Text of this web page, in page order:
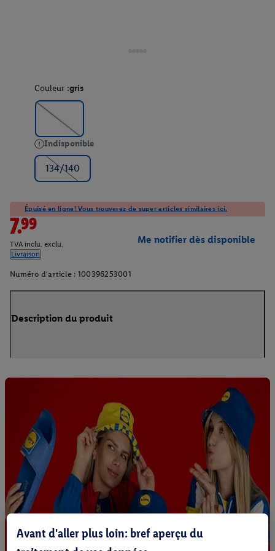
Couleur :gris
Indisponible
134/140
Épuisé en ligne! Vous trouverez de super articles similaires ici.
7.99
TVA inclu. exclu.
Livraison
Me notifier dès disponible
Numéro d'article : 100396253001
Description du produit
Avant d'aller plus loin: bref aperçu du